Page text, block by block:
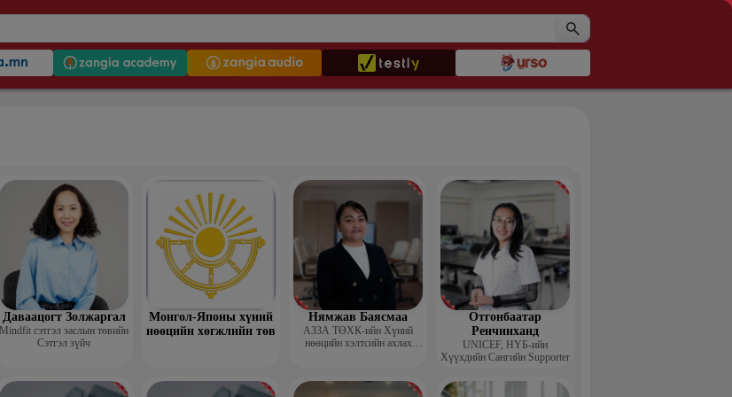
Даваацогт Золжаргал
Mindfit сэтгэл заслын төвийн
Сэтгэл зүйч
Монгол-Японы хүний
нөөцийн хөгжлийн төв
Нямжав Баясмаа
АЗЗА ТӨХК-ийн Хүний
нөөцийн хэлтсийн ахлах
Отгонбаатар
Ренчинханд
UNIСЕF, НҮБ-ийн
Хүүхдийн Сангийн Supporter